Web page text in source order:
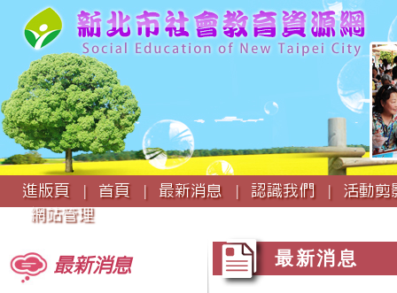
:::
進版頁 |
首頁 | 最新消息 | 認識我們 |
活動
網站管理
最新消息 最新消息